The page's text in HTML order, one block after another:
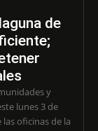
de
y
lunes 3 de
oficinas de la